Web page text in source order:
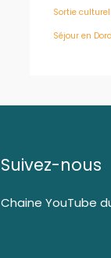
Sortie
Séjour en
Suivez-nous
Chaine YouTube